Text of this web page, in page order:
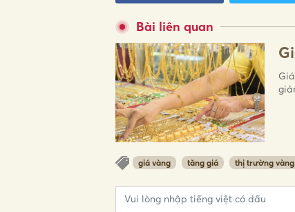
Bài liên quan
giá vàng tăng giá thị trường vàng